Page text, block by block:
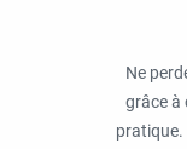
Ne
grâce à
pratique.